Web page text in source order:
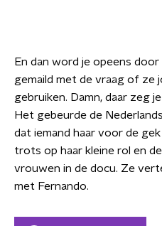
En dan word je opeens
gemaild met de vraag of ze
gebruiken. Damn, daar zeg
Het gebeurde de
dat iemand haar voor de
trots op haar kleine rol en
vrouwen in de docu. Ze
met Fernando.